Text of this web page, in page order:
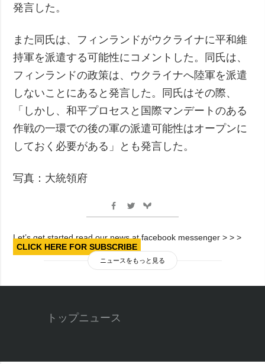
写真
発言した。
また同氏は、フィンランドがウクライナに平和維
持軍を派遣する可能性にコメントした。同氏は、
フィンランドの政策は、ウクライナへ陸軍を派遣
しないことにあると発言した。同氏はその際、
「しかし、和平プロセスと国際マンデートのある
作戦の一環での後の軍の派遣可能性はオープンに
しておく必要がある」とも発言した。
写真：大統領府
Let’s get started read our news at facebook messenger > > >
CLICK HERE FOR SUBSCRIBE
ニュースをもっと見る
トップニュース